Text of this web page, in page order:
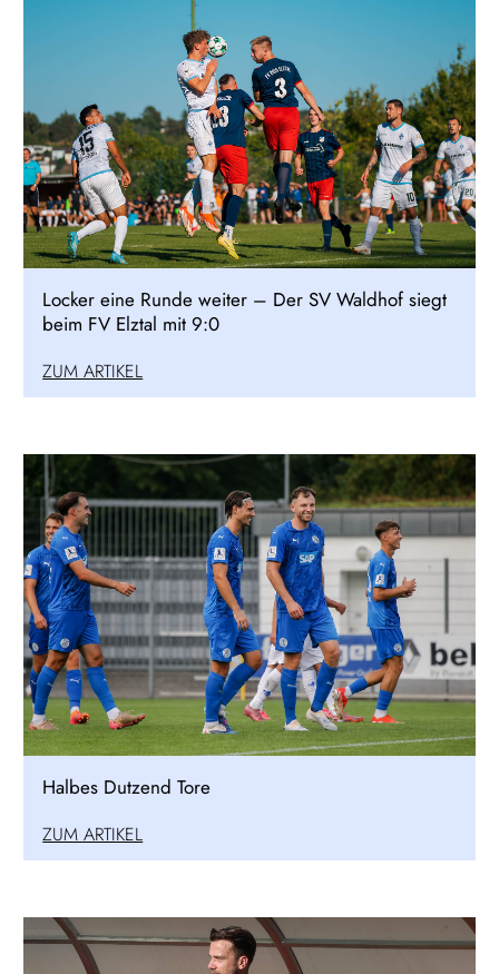
Locker eine Runde weiter – Der SV Waldhof siegt
beim FV Elztal mit 9:0
ZUM ARTIKEL
Halbes Dutzend Tore
ZUM ARTIKEL